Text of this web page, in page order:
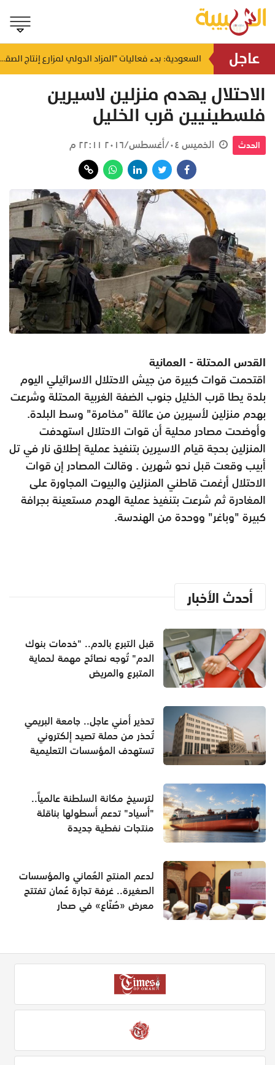
عاجل "قد لا تعرف من أنقذت".. وزارة الصحة تُوجه رسالة مؤثرة حول التبرع بالدم منذ ٤٧ دقيقة السعودية: بدء فعاليات "المزاد الدولي لمزارع إنتاج الصقور 2026"
الاحتلال يهدم منزلين لاسيرين
فلسطينيين قرب الخليل
الحدث الخميس ٠٤/أغسطس/٢٠١٦ ٢٢:١١ م
القدس المحتلة - العمانية
اقتحمت قوات كبيرة من جيش الاحتلال الاسرائيلي اليوم
بلدة يطا قرب الخليل جنوب الضفة الغربية المحتلة وشرعت
بهدم منزلين لأسيرين من عائلة "مخامرة" وسط البلدة.
وأوضحت مصادر محلية أن قوات الاحتلال استهدفت
المنزلين بحجة قيام الاسيرين بتنفيذ عملية إطلاق نار في تل
أبيب وقعت قبل نحو شهرين . وقالت المصادر إن قوات
الاحتلال أرغمت قاطني المنزلين والبيوت المجاورة على
المغادرة ثم شرعت بتنفيذ عملية الهدم مستعينة بجرافة
كبيرة "وباغر" ووحدة من الهندسة.
أحدث الأخبار
قبل التبرع بالدم.. "خدمات بنوك
الدم" تُوجه نصائح مهمة لحماية
المتبرع والمريض
تحذير أمني عاجل.. جامعة البريمي
تُحذر من حملة تصيد إلكتروني
تستهدف المؤسسات التعليمية
لترسيخ مكانة السلطنة عالمياً..
"أسياد" تدعم أسطولها بناقلة
منتجات نفطية جديدة
لدعم المنتج العُماني والمؤسسات
الصغيرة.. غرفة تجارة عُمان تفتتح
معرض «صُنّاع» في صحار